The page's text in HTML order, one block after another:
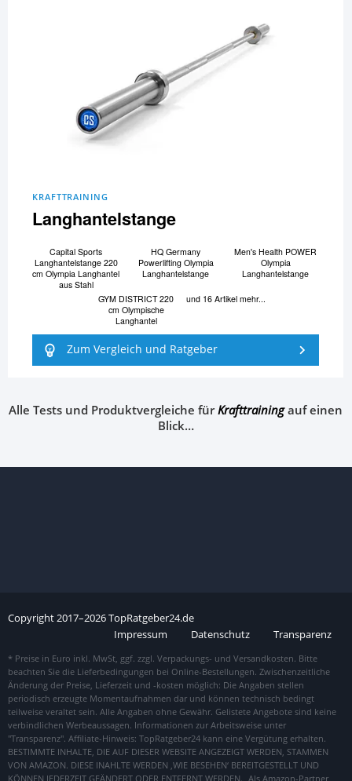
KRAFTTRAINING
Langhantelstange
Capital Sports
Langhantelstange 220
cm Olympia Langhantel
aus Stahl
HQ Germany
Powerlifting Olympia
Langhantelstange
Men's Health POWER
Olympia
Langhantelstange
GYM DISTRICT 220
cm Olympische
Langhantel
und 16 Artikel mehr...
Zum Vergleich und Ratgeber
Alle Tests und Produktvergleiche fürKrafttrainingauf einen
Blick…
Copyright2017–2026TopRatgeber24.de
Impressum
Datenschutz Transparenz